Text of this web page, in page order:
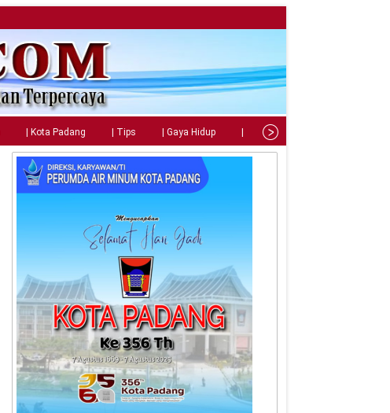
| Kota Padang | Tips | Gaya Hidup | Teknologi